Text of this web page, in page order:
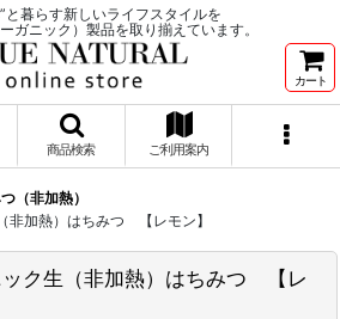
と暮らす新しいライフスタイルを
ガニック）製品を取り揃えています。
カート
商品検索 ご利用案内
（非加熱）
非加熱）はちみつ 【レモン】
ク生（非加熱）はちみつ 【レ